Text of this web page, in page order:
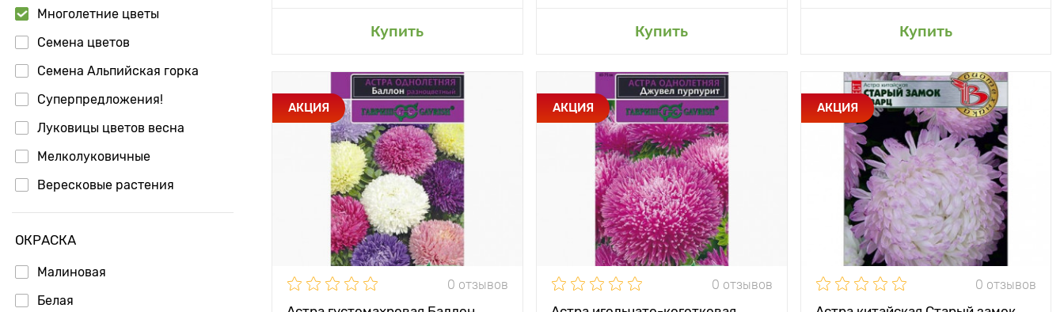
Бегония ампельная
Бегония вечноцветущая
Бегония клубневая
Белоцветник
Бругмансия
Бруннера
Буддлея
Вербейник
Вероника
Гейхера
Георгина
Многолетние цветы
Семена цветов
Семена Альпийская горка
Суперпредложения!
Луковицы цветов весна
Мелколуковичные
Вересковые растения
Луковицы цветов осень
Луковицы цветов Звезда
ОКРАСКА
Малиновая
Белая
Купить
Добавить в мой сад Купить
Добавить в мой сад Купить
Добавить в мой сад
АКЦИЯ
0 отзывов
Особенности В смеси 8 оттенков
Высота растения 50 - 60 см
Растояние между
растениями
30 х 40 см
Местоположение солнечное место
АКЦИЯ
0 отзывов
Особенности
Формируется до 10
фиолетово-красного
оттенка
Высота растения 65 - 75 см
Растояние между
растениями
30 х 40 см
Местоположение солнечное место
АКЦИЯ
0 отзывов
Особенности
Высокорослая
срезочная астра
пионовидного типа
Высота растения 60 - 70 см
Растояние между
растениями
30 х 40 см
Местоположение солнечное место